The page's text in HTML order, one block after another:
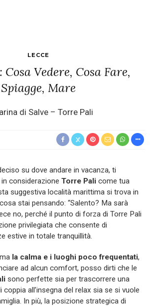
LECCE
Vedere, Cosa Fare,
Spiagge, Mare
su dove andare in vacanza, ti
considerazione Torre Pali come tua
suggestiva località marittima si trova in
stai pensando: “Salento? Ma sarà
no, perché il punto di forza di Torre Pali
privilegiata che consente di
estive in totale tranquillità.
la calma e i luoghi poco frequentati,
ad alcun comfort, posso dirti che le
sono perfette sia per trascorrere una
all’insegna del relax sia se si vuole
In più, la posizione strategica di